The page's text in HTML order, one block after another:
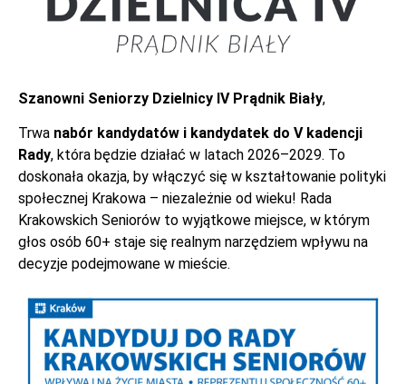
Szanowni Seniorzy Dzielnicy IV Prądnik Biały,
Trwa nabór kandydatów i kandydatek do V kadencji
Rady, która będzie działać w latach 2026–2029. To
doskonała okazja, by włączyć się w kształtowanie polityki
społecznej Krakowa – niezależnie od wieku! Rada
Krakowskich Seniorów to wyjątkowe miejsce, w którym
głos osób 60+ staje się realnym narzędziem wpływu na
decyzje podejmowane w mieście.